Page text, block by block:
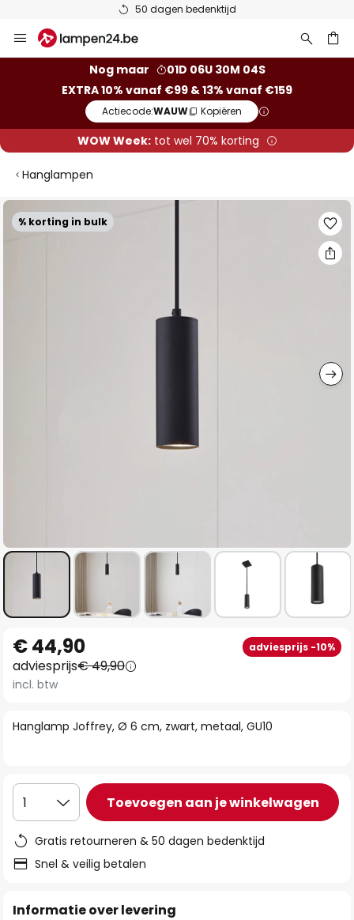
50 dagen bedenktijd
naar
Nog maar
01D 06U 30M 03S
EXTRA 10% vanaf €99 & 13% vanaf €159
Actiecode:WAUW Kopiëren
WOW Week:tot wel 70% korting
Hanglampen
% korting in bulk
Ga
naar
naar
het
begin
de
Hanglamp Joffrey, Ø 6 cm, zwart, metaal, GU10
€ 44,90 adviesprijs -10%
adviesprijs€ 49,90
incl. btw
1 Toevoegen aan je winkelwagen
Gratis retourneren & 50 dagen bedenktijd
Snel & veilig betalen
Informatie over levering